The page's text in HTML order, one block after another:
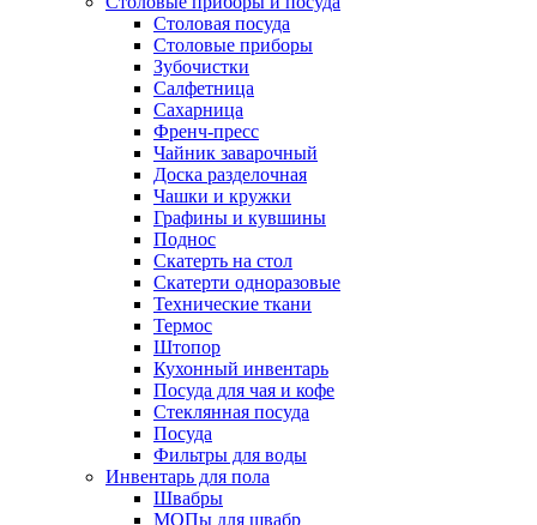
Столовая посуда
Столовые приборы
Зубочистки
Салфетница
Сахарница
Френч-пресс
Чайник заварочный
Доска разделочная
Чашки и кружки
Графины и кувшины
Поднос
Скатерть на стол
Скатерти одноразовые
Технические ткани
Термос
Штопор
Кухонный инвентарь
Посуда для чая и кофе
Стеклянная посуда
Посуда
Фильтры для воды
Инвентарь для пола
Швабры
МОПы для швабр